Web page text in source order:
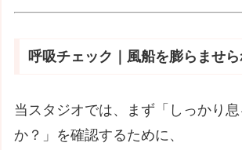
呼吸チェック｜風船を膨らませら
当スタジオでは、まず「しっかり
か？」を確認するために、